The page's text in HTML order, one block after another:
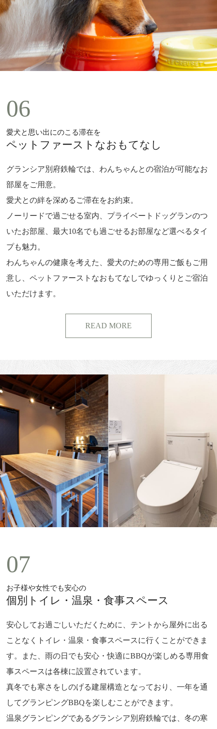
06
愛犬と思い出にのこる滞在を
ペットファーストなおもてなし
グランシア別府鉄輪では、わんちゃんとの宿泊が可能なお
部屋をご用意。
愛犬との絆を深めるご滞在をお約束。
ノーリードで過ごせる室内、プライベートドッグランのつ
いたお部屋、最大10名でも過ごせるお部屋など選べるタイ
プも魅力。
わんちゃんの健康を考えた、愛犬のための専用ご飯もご用
意し、ペットファーストなおもてなしでゆっくりとご宿泊
いただけます。
READ MORE
07
お子様や女性でも安心の
個別トイレ・温泉・食事スペース
安心してお過ごしいただくために、テントから屋外に出る
ことなくトイレ・温泉・食事スペースに行くことができま
す。また、雨の日でも安心・快適にBBQが楽しめる専用食
事スペースは各棟に設置されています。
真冬でも寒さをしのげる建屋構造となっており、一年を通
してグランピングBBQを楽しむことができます。
温泉グランピングであるグランシア別府鉄輪では、冬の寒